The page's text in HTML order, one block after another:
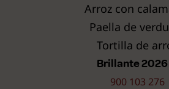
Arroz con
Paella de
Tortilla de
Brillante
900 103 276